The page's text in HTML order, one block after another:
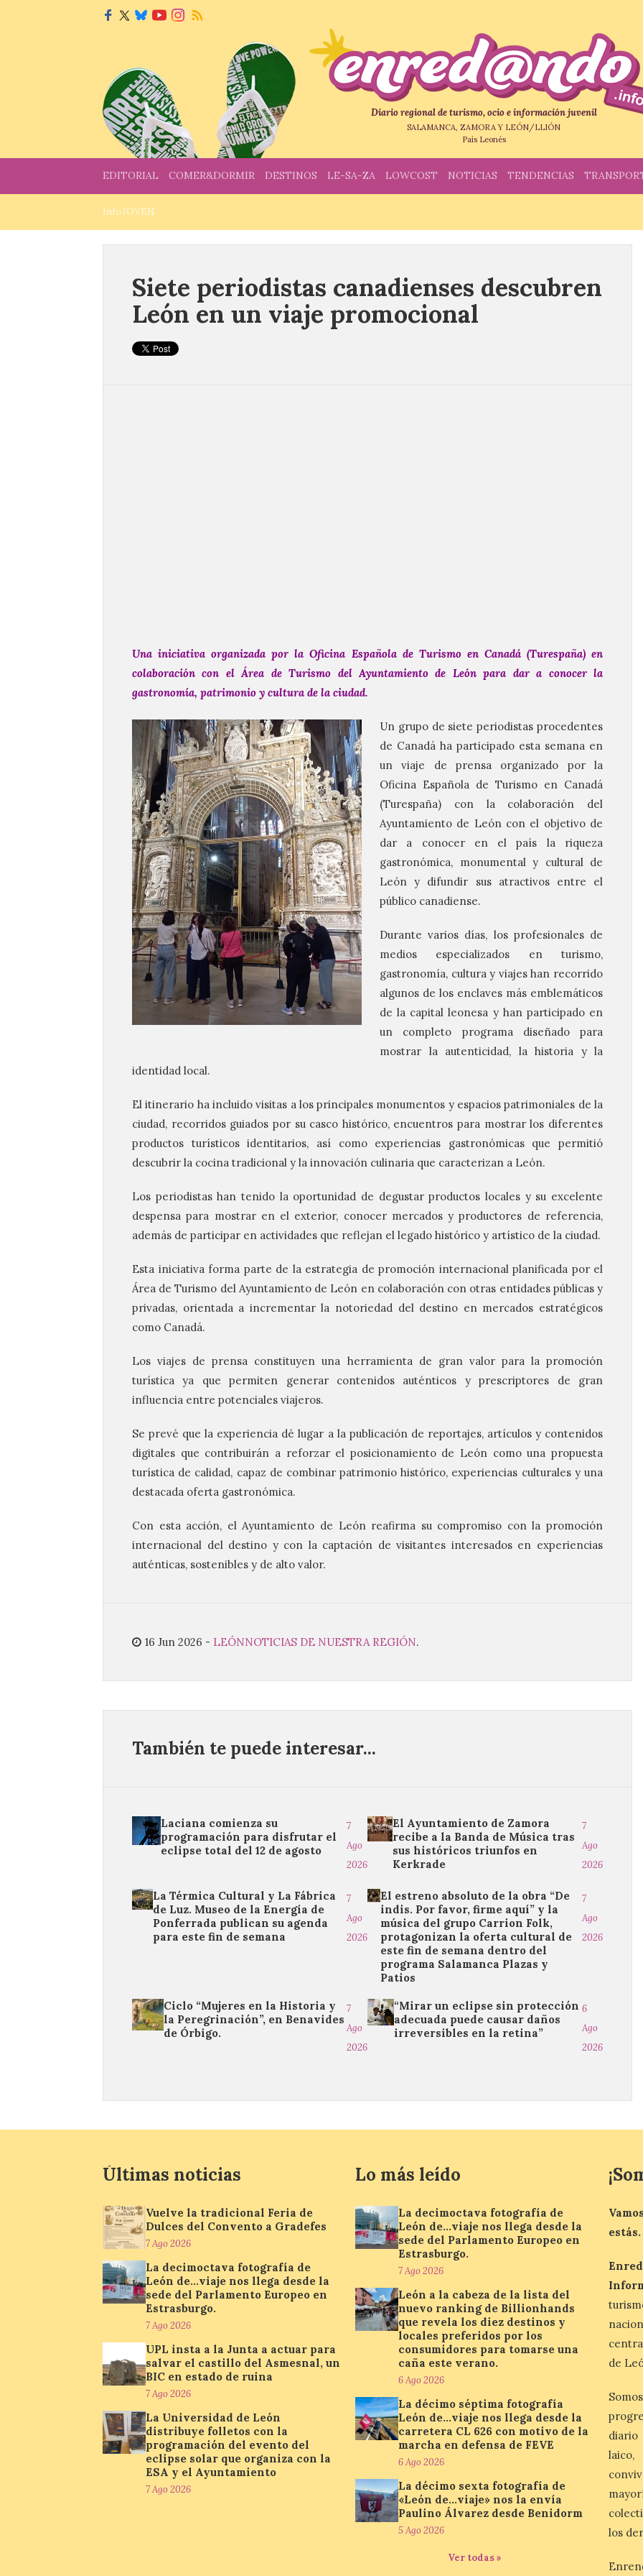
Diario regional de turismo, ocio e información juvenil
SALAMANCA, ZAMORA Y LEÓN/LLIÓN
País Leonés
EDITORIAL COMER&DORMIR DESTINOS LE-SA-ZA LOWCOST NOTICIAS TENDENCIAS
InfoJOVEN
Siete periodistas canadienses descubren
León en un viaje promocional
Una iniciativa organizada por la Oficina Española de Turismo en Canadá (Turespaña) en
colaboración con el Área de Turismo del Ayuntamiento de León para dar a conocer la
gastronomía, patrimonio y cultura de la ciudad.
Un grupo de siete periodistas procedentes
de Canadá ha participado esta semana en
un viaje de prensa organizado por la
Oficina Española de Turismo en Canadá
(Turespaña) con la colaboración del
Ayuntamiento de León con el objetivo de
dar a conocer en el país la riqueza
gastronómica, monumental y cultural de
León y difundir sus atractivos entre el
público canadiense.
Durante varios días, los profesionales de
medios especializados en turismo,
gastronomía, cultura y viajes han recorrido
algunos de los enclaves más emblemáticos
de la capital leonesa y han participado en
un completo programa diseñado para
mostrar la autenticidad, la historia y la
identidad local.
El itinerario ha incluido visitas a los principales monumentos y espacios patrimoniales de la
ciudad, recorridos guiados por su casco histórico, encuentros para mostrar los diferentes
productos turísticos identitarios, así como experiencias gastronómicas que permitió
descubrir la cocina tradicional y la innovación culinaria que caracterizan a León.
Los periodistas han tenido la oportunidad de degustar productos locales y su excelente
despensa para mostrar en el exterior, conocer mercados y productores de referencia,
además de participar en actividades que reflejan el legado histórico y artístico de la ciudad.
Esta iniciativa forma parte de la estrategia de promoción internacional planificada por el
Área de Turismo del Ayuntamiento de León en colaboración con otras entidades públicas y
privadas, orientada a incrementar la notoriedad del destino en mercados estratégicos
como Canadá.
Los viajes de prensa constituyen una herramienta de gran valor para la promoción
turística ya que permiten generar contenidos auténticos y prescriptores de gran
influencia entre potenciales viajeros.
Se prevé que la experiencia dé lugar a la publicación de reportajes, artículos y contenidos
digitales que contribuirán a reforzar el posicionamiento de León como una propuesta
turística de calidad, capaz de combinar patrimonio histórico, experiencias culturales y una
destacada oferta gastronómica.
Con esta acción, el Ayuntamiento de León reafirma su compromiso con la promoción
internacional del destino y con la captación de visitantes interesados en experiencias
auténticas, sostenibles y de alto valor.​
16 Jun 2026 - LEÓNNOTICIAS DE NUESTRA REGIÓN.
También te puede interesar...
Laciana comienza su
programación para disfrutar el
eclipse total del 12 de agosto
7
Ago
2026
El Ayuntamiento de Zamora
recibe a la Banda de Música tras
sus históricos triunfos en
Kerkrade
7
Ago
2026
La Térmica Cultural y La Fábrica
de Luz. Museo de la Energía de
Ponferrada publican su agenda
para este fin de semana
7
Ago
2026
El estreno absoluto de la obra “De
indis. Por favor, firme aquí” y la
música del grupo Carrion Folk,
protagonizan la oferta cultural de
este fin de semana dentro del
programa Salamanca Plazas y
Patios
7
Ago
2026
Ciclo “Mujeres en la Historia y
la Peregrinación”, en Benavides
de Órbigo.
7
Ago
2026
“Mirar un eclipse sin protección
adecuada puede causar daños
irreversibles en la retina”
6
Ago
2026
Últimas noticias
Vuelve la tradicional Feria de
Dulces del Convento a Gradefes
7 Ago 2026
La decimoctava fotografía de
León de…viaje nos llega desde la
sede del Parlamento Europeo en
Estrasburgo.
7 Ago 2026
UPL insta a la Junta a actuar para
salvar el castillo del Asmesnal, un
BIC en estado de ruina
7 Ago 2026
La Universidad de León
distribuye folletos con la
programación del evento del
eclipse solar que organiza con la
ESA y el Ayuntamiento
7 Ago 2026
Lo más leído
La decimoctava fotografía de
León de…viaje nos llega desde la
sede del Parlamento Europeo en
Estrasburgo.
7 Ago 2026
León a la cabeza de la lista del
nuevo ranking de Billionhands
que revela los diez destinos y
locales preferidos por los
consumidores para tomarse una
caña este verano.
6 Ago 2026
La décimo séptima fotografía
León de…viaje nos llega desde la
carretera CL 626 con motivo de la
marcha en defensa de FEVE
6 Ago 2026
La décimo sexta fotografía de
«León de…viaje» nos la envía
Paulino Álvarez desde Benidorm
5 Ago 2026
Ver todas »
estás.
de
diario
los